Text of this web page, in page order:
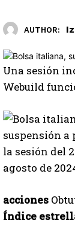
AUTHOR:
Una sesión
Webuild
acciones
Índice